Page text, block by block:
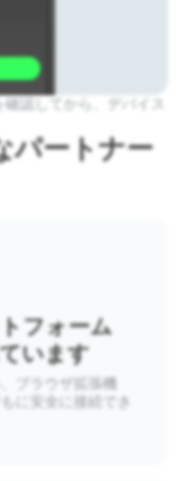
確認してから、デバイス
パートナー
フォーム
います
ブラウザ拡張機
に安全に接続でき